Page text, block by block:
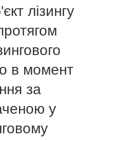
лізингу
в момент
за
у